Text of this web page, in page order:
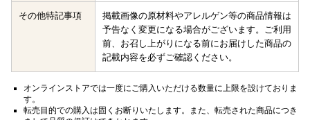
その他特記事項
掲載画像の原材料やアレルゲン等の商品情報は
予告なく変更になる場合がございます。ご利用
前、お召し上がりになる前にお届けした商品の
記載内容を必ずご確認ください。
オンラインストアでは一度にご購入いただける数量に上限を設けておりま
す。
転売目的での購入は固くお断りいたします。また、転売された商品につき